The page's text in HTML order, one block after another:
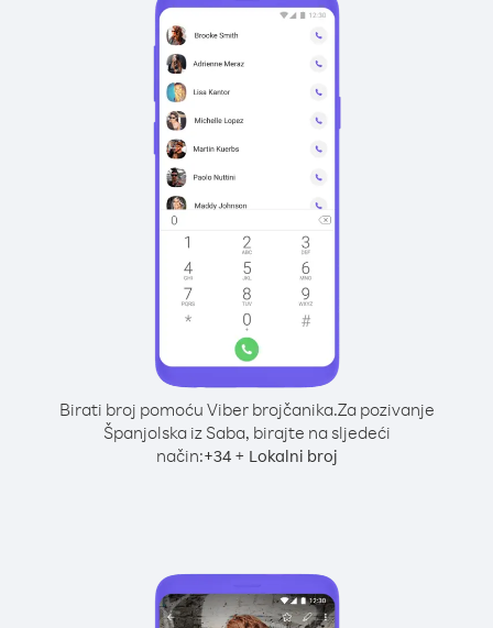
Birati broj pomoću Viber brojčanika.Za pozivanje
Španjolska iz Saba, birajte na sljedeći
način:+34+ Lokalni broj